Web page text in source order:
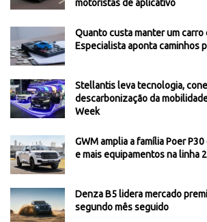
motoristas de aplicativo
Quanto custa manter um carro
Especialista aponta caminhos
Stellantis leva tecnologia,
descarbonização da
Week
GWM amplia a família Poer
e mais equipamentos na linha
Denza B5 lidera mercado
segundo mês seguido